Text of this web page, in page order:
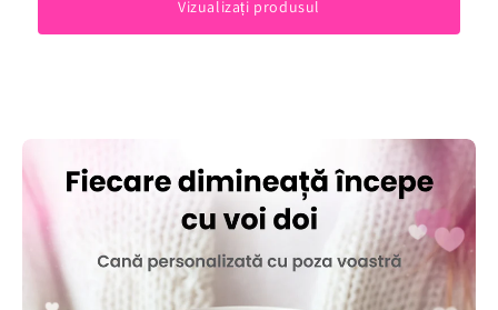
Vizualizați produsul